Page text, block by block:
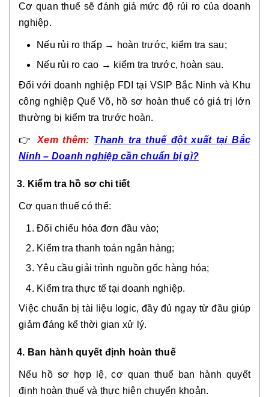
Cơ quan thuế sẽ đánh giá mức độ rủi ro của doanh
nghiệp.
Nếu rủi ro thấp → hoàn trước, kiểm tra sau;
Nếu rủi ro cao → kiểm tra trước, hoàn sau.
Đối với doanh nghiệp FDI tại VSIP Bắc Ninh và Khu
công nghiệp Quế Võ, hồ sơ hoàn thuế có giá trị lớn
thường bị kiểm tra trước hoàn.
👉Xem thêm: Thanh tra thuế đột xuất tại Bắc
Ninh – Doanh nghiệp cần chuẩn bị gì?
3. Kiểm tra hồ sơ chi tiết
Cơ quan thuế có thể:
Đối chiếu hóa đơn đầu vào;
Kiểm tra thanh toán ngân hàng;
Yêu cầu giải trình nguồn gốc hàng hóa;
Kiểm tra thực tế tại doanh nghiệp.
Việc chuẩn bị tài liệu logic, đầy đủ ngay từ đầu giúp
giảm đáng kể thời gian xử lý.
4. Ban hành quyết định hoàn thuế
Nếu hồ sơ hợp lệ, cơ quan thuế ban hành quyết
định hoàn thuế và thực hiện chuyển khoản.